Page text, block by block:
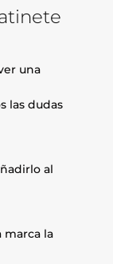
una
las dudas
al
marca la